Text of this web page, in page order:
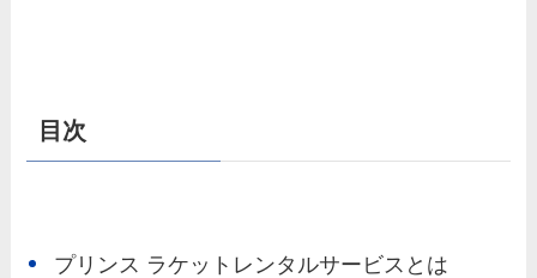
目次
プリンス ラケットレンタルサービスとは